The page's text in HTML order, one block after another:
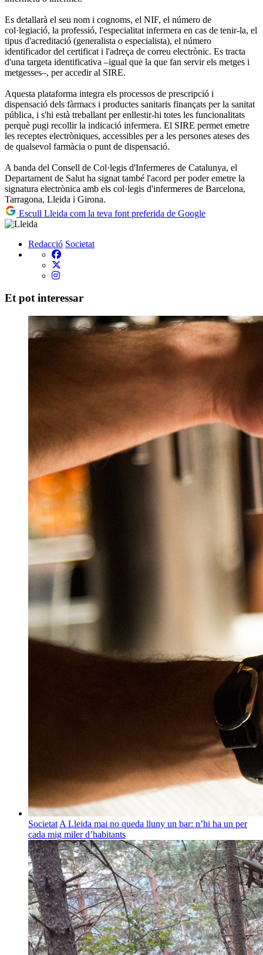
Es detallarà el seu nom i cognoms, el NIF, el número de
col·legiació, la professió, l'especialitat infermera en cas de tenir-la, el
tipus d'acreditació (generalista o especialista), el número
identificador del certificat i l'adreça de correu electrònic. Es tracta
d'una targeta identificativa –igual que la que fan servir els metges i
metgesses–, per accedir al SIRE.
Aquesta plataforma integra els processos de prescripció i
dispensació dels fàrmacs i productes sanitaris finançats per la sanitat
pública, i s'hi està treballant per enllestir-hi totes les funcionalitats
perquè pugi recollir la indicació infermera. El SIRE permet emetre
les receptes electròniques, accessibles per a les persones ateses des
de qualsevol farmàcia o punt de dispensació.
A banda del Consell de Col·legis d'Infermeres de Catalunya, el
Departament de Salut ha signat també l'acord per poder emetre la
signatura electrònica amb els col·legis d'infermeres de Barcelona,
Tarragona, Lleida i Girona.
Escull Lleida com la teva font preferida de Google
Redacció Societat
Et pot interessar
Societat A Lleida mai no queda lluny un bar: n’hi ha un per
cada mig miler d’habitants